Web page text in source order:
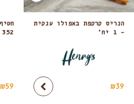
הנריס קרקפת באפולו ענקית
– 1 יח’
₪39
352 גרם בינוני
₪59